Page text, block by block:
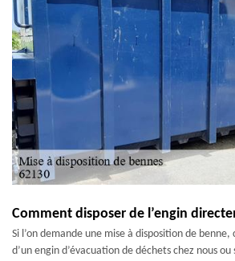
Comment disposer de l’engin
Si l’on demande une mise à disposition de benne,
d’un engin d’évacuation de déchets chez nous